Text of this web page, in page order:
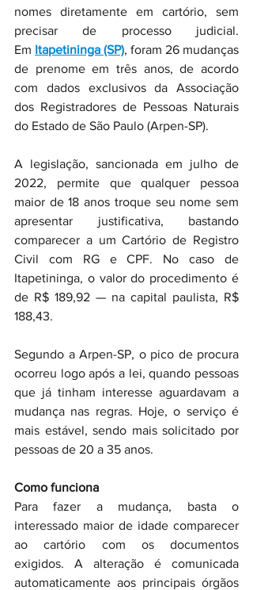
nomes diretamente em cartório, sem
precisar de processo judicial.
Em Itapetininga (SP), foram 26 mudanças
de prenome em três anos, de acordo
com dados exclusivos da Associação
dos Registradores de Pessoas Naturais
do Estado de São Paulo (Arpen-SP).
A legislação, sancionada em julho de
2022, permite que qualquer pessoa
maior de 18 anos troque seu nome sem
apresentar justificativa, bastando
comparecer a um Cartório de Registro
Civil com RG e CPF. No caso de
Itapetininga, o valor do procedimento é
de R$ 189,92 — na capital paulista, R$
188,43.
Segundo a Arpen-SP, o pico de procura
ocorreu logo após a lei, quando pessoas
que já tinham interesse aguardavam a
mudança nas regras. Hoje, o serviço é
mais estável, sendo mais solicitado por
pessoas de 20 a 35 anos.
Como funciona
Para fazer a mudança, basta o
interessado maior de idade comparecer
ao cartório com os documentos
exigidos. A alteração é comunicada
automaticamente aos principais órgãos